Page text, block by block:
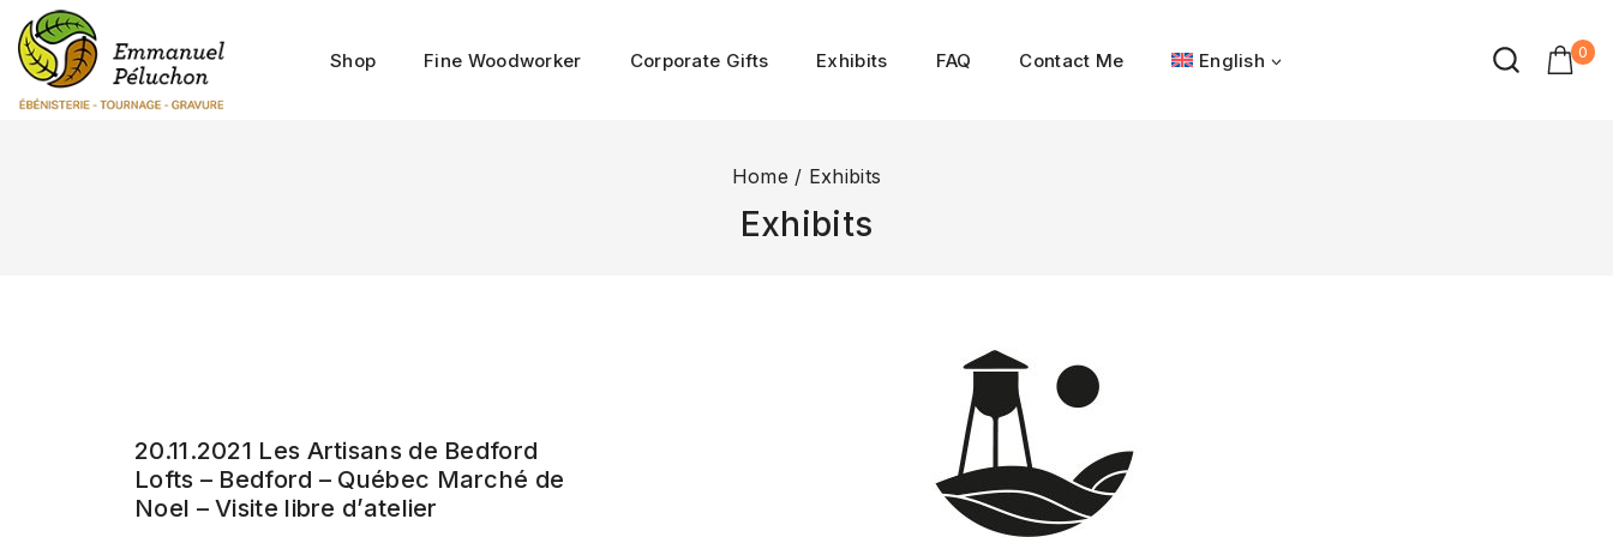
Shop Fine Woodworker Corporate Gifts Exhibits FAQ Contact Me English 0
Home / Exhibits
Exhibits
20.11.2021 Les Artisans de Bedford
Lofts – Bedford – Québec Marché de
Noel – Visite libre d’atelier